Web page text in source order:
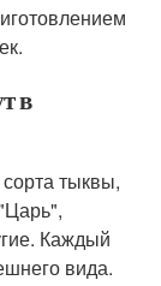
в
тыквы,
Каждый
вида.